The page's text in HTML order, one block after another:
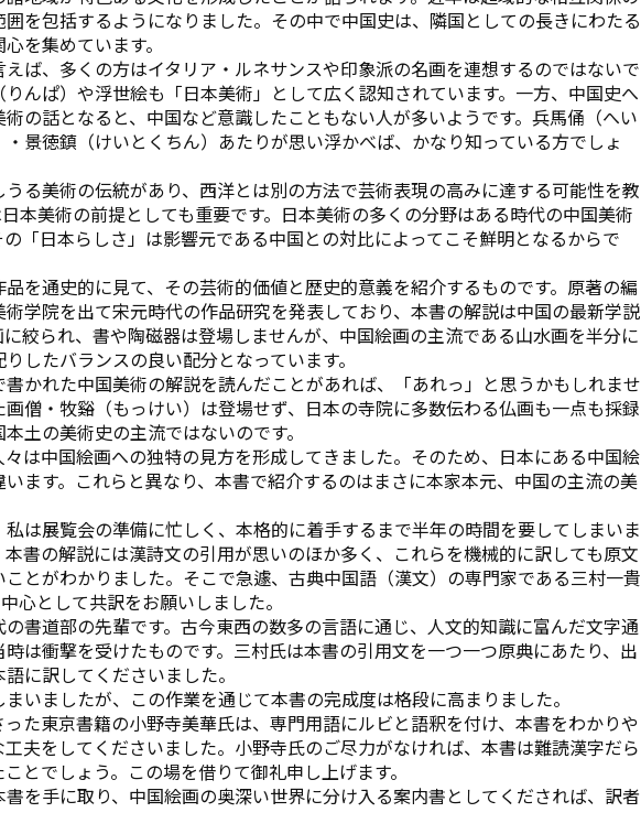
を包括するようになりました。その中で中国史は、隣国としての長きにわたる
を集めています。
ば、多くの方はイタリア・ルネサンスや印象派の名画を連想するのではないで
んぱ）や浮世絵も「日本美術」として広く認知されています。一方、中国史へ
の話となると、中国など意識したこともない人が多いようです。兵馬俑（へい
景徳鎮（けいとくちん）あたりが思い浮かべば、かなり知っている方でしょ
る美術の伝統があり、西洋とは別の方法で芸術表現の高みに達する可能性を教
本美術の前提としても重要です。日本美術の多くの分野はある時代の中国美術
「日本らしさ」は影響元である中国との対比によってこそ鮮明となるからで
を通史的に見て、その芸術的価値と歴史的意義を紹介するものです。原著の編
学院を出て宋元時代の作品研究を発表しており、本書の解説は中国の最新学説
絞られ、書や陶磁器は登場しませんが、中国絵画の主流である山水画を半分に
したバランスの良い配分となっています。
かれた中国美術の解説を読んだことがあれば、「あれっ」と思うかもしれませ
僧・牧谿（もっけい）は登場せず、日本の寺院に多数伝わる仏画も一点も採録
土の美術史の主流ではないのです。
は中国絵画への独特の見方を形成してきました。そのため、日本にある中国絵
ます。これらと異なり、本書で紹介するのはまさに本家本元、中国の主流の美
は展覧会の準備に忙しく、本格的に着手するまで半年の時間を要してしまいま
書の解説には漢詩文の引用が思いのほか多く、これらを機械的に訳しても原文
とがわかりました。そこで急遽、古典中国語（漢文）の専門家である三村一貴
心として共訳をお願いしました。
書道部の先輩です。古今東西の数多の言語に通じ、人文的知識に富んだ文字通
は衝撃を受けたものです。三村氏は本書の引用文を一つ一つ原典にあたり、出
に訳してくださいました。
いましたが、この作業を通じて本書の完成度は格段に高まりました。
た東京書籍の小野寺美華氏は、専門用語にルビと語釈を付け、本書をわかりや
夫をしてくださいました。小野寺氏のご尽力がなければ、本書は難読漢字だら
とでしょう。この場を借りて御礼申し上げます。
を手に取り、中国絵画の奥深い世界に分け入る案内書としてくだされば、訳者